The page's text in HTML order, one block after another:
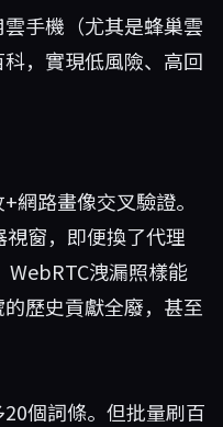
手機（尤其是蜂巢雲
，實現低風險、高回
網路畫像交叉驗證。
窗，即便換了代理
WebRTC洩漏照樣能
歷史貢獻全廢，甚至
個詞條。但批量刷百